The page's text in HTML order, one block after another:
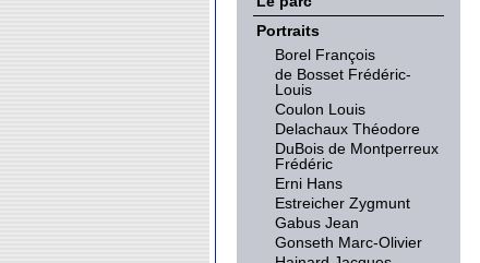
Portraits
Borel François
de Bosset Frédéric-
Louis
Coulon Louis
Delachaux Théodore
DuBois de Montperreux
Frédéric
Erni Hans
Estreicher Zygmunt
Gabus Jean
Gonseth Marc-Olivier